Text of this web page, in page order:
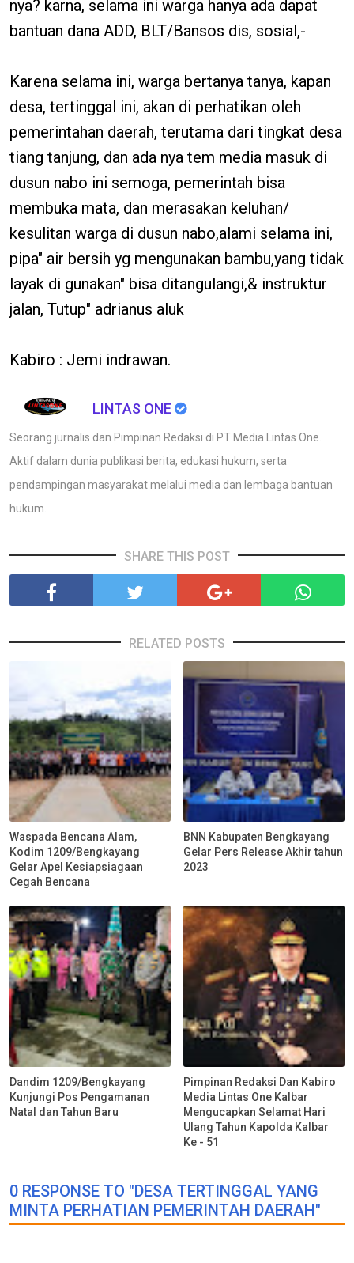
nya? karna, selama ini warga hanya ada dapat
bantuan dana ADD, BLT/Bansos dis, sosial,-
Karena selama ini, warga bertanya tanya, kapan
desa, tertinggal ini, akan di perhatikan oleh
pemerintahan daerah, terutama dari tingkat desa
tiang tanjung, dan ada nya tem media masuk di
dusun nabo ini semoga, pemerintah bisa
membuka mata, dan merasakan keluhan/
kesulitan warga di dusun nabo,alami selama ini,
pipa" air bersih yg mengunakan bambu,yang tidak
layak di gunakan" bisa ditangulangi,& instruktur
jalan, Tutup" adrianus aluk
Kabiro : Jemi indrawan.
LINTAS ONE
Seorang jurnalis dan Pimpinan Redaksi di PT Media Lintas One.
Aktif dalam dunia publikasi berita, edukasi hukum, serta
pendampingan masyarakat melalui media dan lembaga bantuan
hukum.
SHARE THIS POST
RELATED POSTS
Waspada Bencana Alam,
Kodim 1209/Bengkayang
Gelar Apel Kesiapsiagaan
Cegah Bencana
BNN Kabupaten Bengkayang
Gelar Pers Release Akhir tahun
2023
Dandim 1209/Bengkayang
Kunjungi Pos Pengamanan
Natal dan Tahun Baru
Pimpinan Redaksi Dan Kabiro
Media Lintas One Kalbar
Mengucapkan Selamat Hari
Ulang Tahun Kapolda Kalbar
Ke - 51
0 RESPONSE TO "DESA TERTINGGAL YANG
MINTA PERHATIAN PEMERINTAH DAERAH"